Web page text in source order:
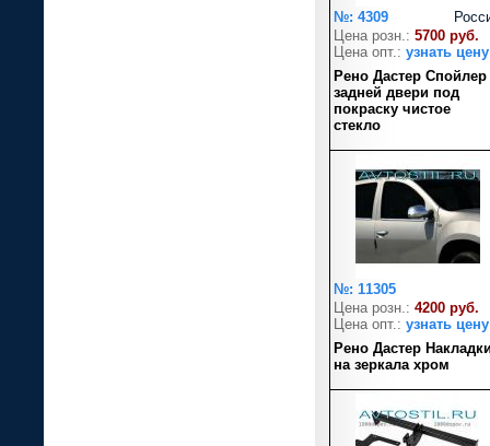
№: 4309
Цена розн.: 5700 руб.
Цена опт.: узнать цену
Рено Дастер Спойлер
задней двери под
покраску чистое
стекло
№: 11305
Цена розн.: 4200 руб.
Цена опт.: узнать цену
Рено Дастер
на зеркала хром